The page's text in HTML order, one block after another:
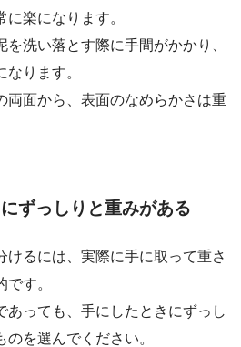
楽になります。
を洗い落とす際に手間がかかり、
ります。
両面から、表面のなめらかさは重
ずっしりと重みがある
けるには、実際に手に取って重さ
す。
あっても、手にしたときにずっし
を選んでください。